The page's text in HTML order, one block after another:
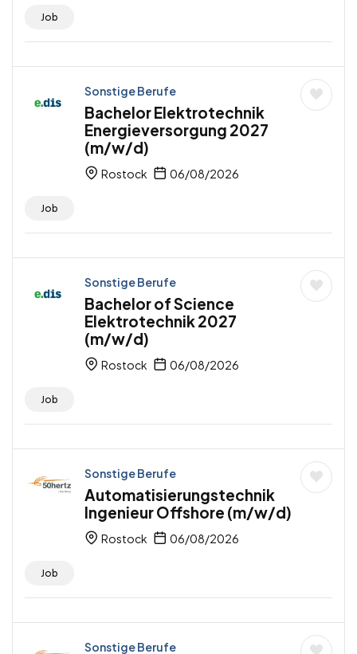
Job
Sonstige Berufe
Bachelor Elektrotechnik
Energieversorgung 2027
(m/w/d)
Rostock 06/08/2026
Job
Sonstige Berufe
Bachelor of Science
Elektrotechnik 2027
(m/w/d)
Rostock 06/08/2026
Job
Sonstige Berufe
Automatisierungstechnik
Ingenieur Offshore (m/w/d)
Rostock 06/08/2026
Job
Sonstige Berufe